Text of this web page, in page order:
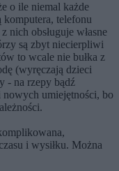
o ile niemal każde
komputera, telefonu
obsługuje własne
są zbyt niecierpliwi
to wcale nie bułka z
(wyręczają dzieci
- na rzepy bądź
umiejętności, bo
i wysiłku. Można